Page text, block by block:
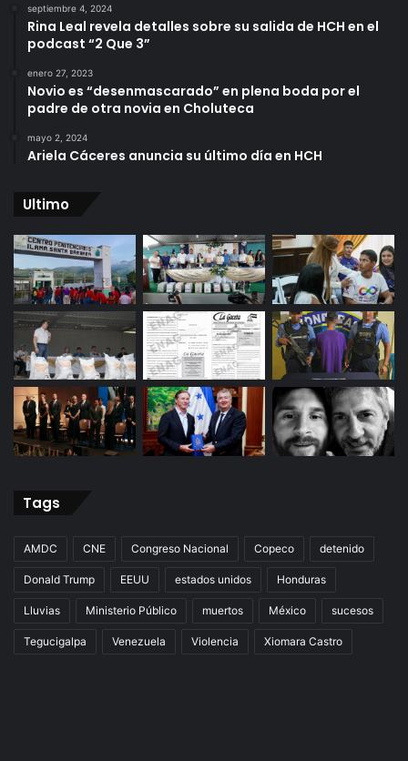
septiembre 4, 2024
Rina Leal revela detalles sobre su salida de HCH en el
podcast “2 Que 3”
enero 27, 2023
Novio es “desenmascarado” en plena boda por el
padre de otra novia en Choluteca
mayo 2, 2024
Ariela Cáceres anuncia su último día en HCH
Ultimo
Tags
AMDC CNE Congreso Nacional Copeco detenido
Donald Trump EEUU estados unidos Honduras
Lluvias Ministerio Público muertos México sucesos
Tegucigalpa Venezuela Violencia Xiomara Castro